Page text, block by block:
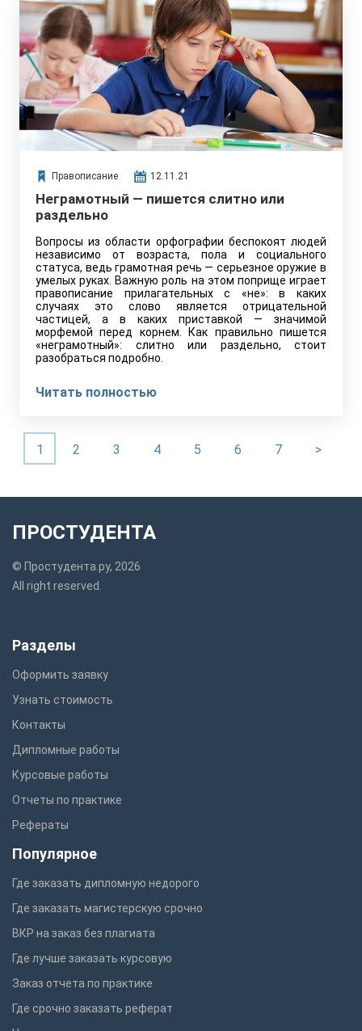
Правописание 12.11.21
Неграмотный — пишется слитно или
раздельно
Вопросы из области орфографии беспокоят людей
независимо от возраста, пола и социального
статуса, ведь грамотная речь — серьезное оружие в
умелых руках. Важную роль на этом поприще играет
правописание прилагательных с «не»: в каких
случаях это слово является отрицательной
частицей, а в каких приставкой — значимой
морфемой перед корнем. Как правильно пишется
«неграмотный»: слитно или раздельно, стоит
разобраться подробно.
Читать полностью
1 2 3 4 5 6 7 >
ПРОСТУДЕНТА
© Простудента.ру, 2026
All right reserved.
Разделы
Оформить заявку
Узнать стоимость
Контакты
Дипломные работы
Курсовые работы
Отчеты по практике
Рефераты
Популярное
Где заказать дипломную недорого
Где заказать магистерскую срочно
ВКР на заказ без плагиата
Где лучше заказать курсовую
Заказ отчета по практике
Где срочно заказать реферат